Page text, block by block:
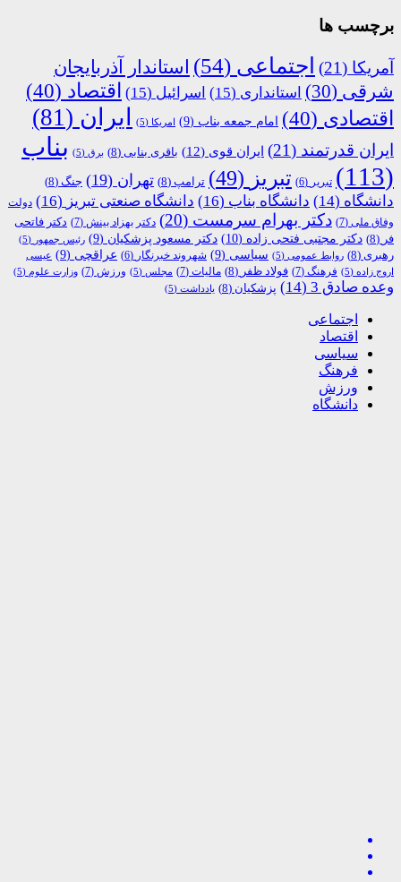
برچسب ها
آمریکا (21) اجتماعی (54)
استاندار آذربایجان
شرقی (30) استانداری (15) اسرائیل (15) اقتصاد (40)
اقتصادی (40) امام جمعه بناب (9) امریکا (5) ایران (81)
ایران قدرتمند (21) ایران قوی (12) باقری بنابی (8) برق (5)
بناب
(113)
تبریر (6) تبریز (49) ترامپ (8) تهران (19) جنگ (8)
دانشگاه (14) دانشگاه بناب (16) دانشگاه صنعتی تبریز (16)
دولت
وفاق ملی (7) دکتر بهرام سرمست (20) دکتر بهزاد بینش (7)
دکتر فاتحی
فر (8) دکتر مجتبی فتحی زاده (10) دکتر مسعود پزشکیان (9) رئیس جمهور (5)
رهبری (8) روابط عمومی (5) سیاسی (9) شهروند خبرنگار (6) عراقچی (9)
عیسی
اروج زاده (5) فرهنگ (7) فولاد ظفر (8) مالیات (7) مجلس (5) ورزش (7) وزارت علوم (5)
وعده صادق 3 (14) پزشکیان (8) یادداشت (5)
اجتماعی
اقتصاد
سیاسی
فرهنگ
ورزش
دانشگاه